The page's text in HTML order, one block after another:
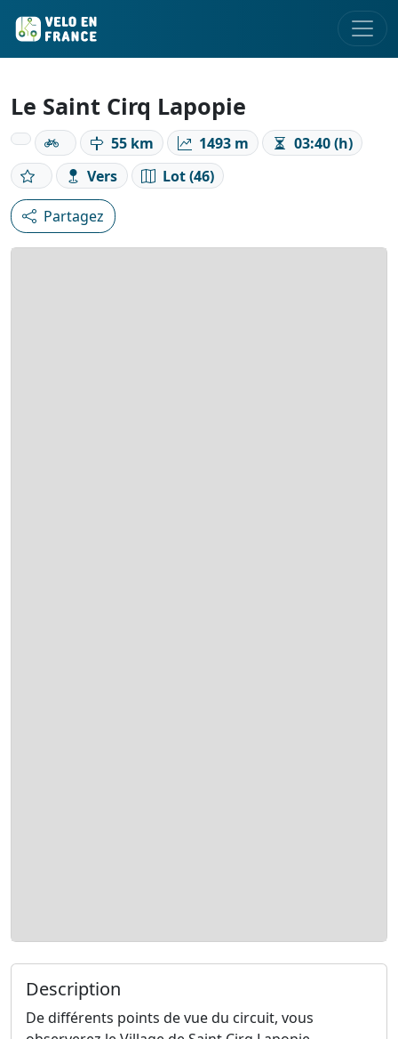
Le Saint Cirq Lapopie
55 km 1493 m
03:40 (h)
Vers
Lot (46)
Partagez
Description
De différents points de vue du circuit, vous